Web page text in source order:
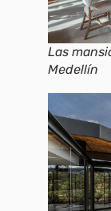
Las
Medellín